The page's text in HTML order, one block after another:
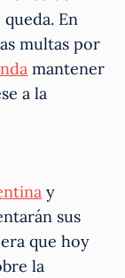
En
multas por
mantener
a la
y
sus
que hoy
la